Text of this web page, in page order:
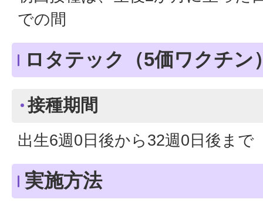
での間
ロタテック（5価ワクチン
接種期間
出生6週0日後から32週0日後まで
実施方法